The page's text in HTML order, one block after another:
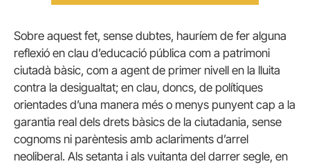
Sobre aquest fet, sense dubtes, hauríem de fer alguna
reflexió en clau d’educació pública com a patrimoni
ciutadà bàsic, com a agent de primer nivell en la lluita
contra la desigualtat; en clau, doncs, de polítiques
orientades d’una manera més o menys punyent cap a la
garantia real dels drets bàsics de la ciutadania, sense
cognoms ni parèntesis amb aclariments d’arrel
neoliberal. Als setanta i als vuitanta del darrer segle, en